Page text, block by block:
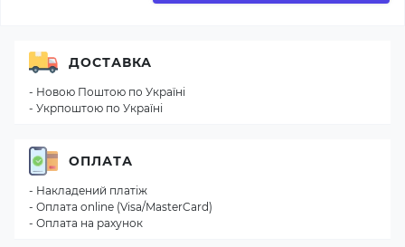
ДОСТАВКА
- Новою Поштою по Україні
- Укрпоштою по Україні
ОПЛАТА
- Накладений платіж
- Оплата online (Visa/MasterCard)
- Оплата на рахунок